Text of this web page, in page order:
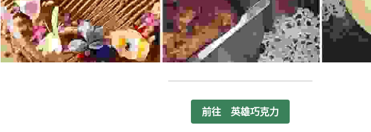
前往 英雄巧克力